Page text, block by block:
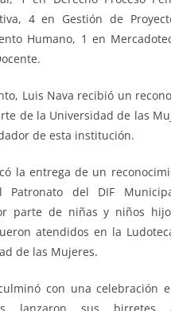
4 en Gestión de
Humano, 1 en
Luis Nava recibió un
de la Universidad de las
de esta institución.
la entrega de un
Patronato del DIF
parte de niñas y niños
atendidos en la
de las Mujeres.
con una celebración